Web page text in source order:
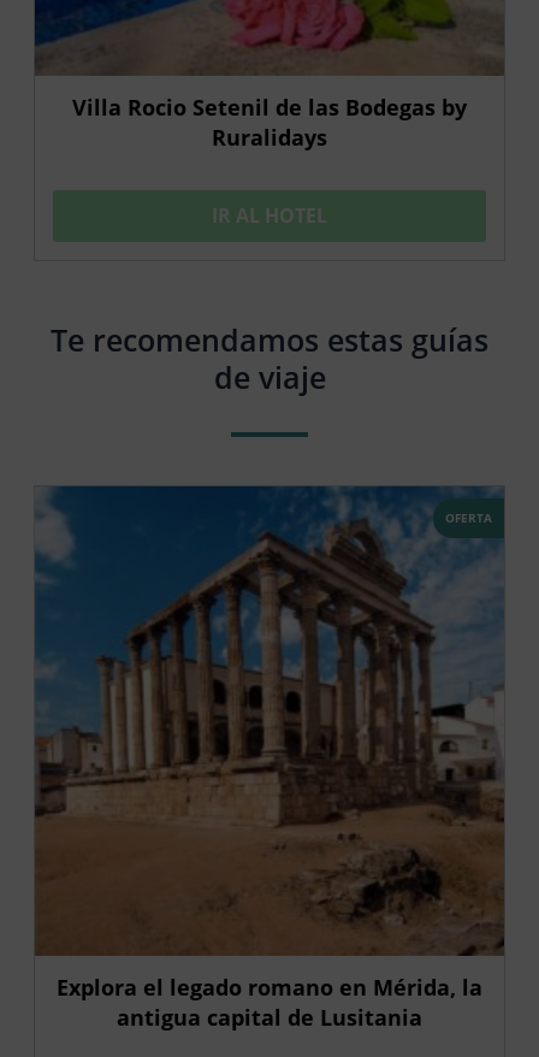
Villa Rocio Setenil de las Bodegas by
Ruralidays
IR AL HOTEL
Te recomendamos estas guías
de viaje
OFERTA
Explora el legado romano en Mérida, la
antigua capital de Lusitania